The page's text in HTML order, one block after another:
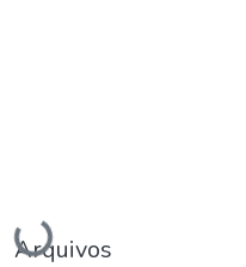
Carregando...
Arquivos